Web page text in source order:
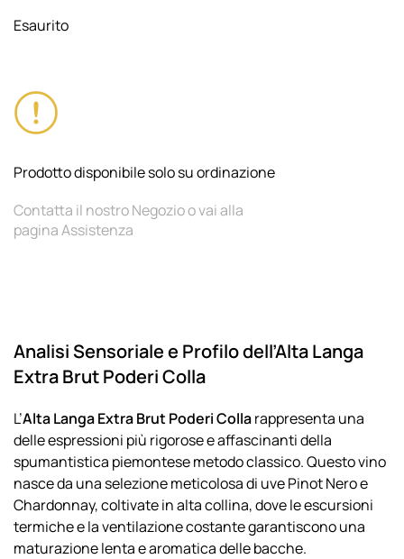
Esaurito
Prodotto disponibile solo su ordinazione
Contatta il nostro Negozio o vai alla
pagina Assistenza
Analisi Sensoriale e Profilo dell’Alta Langa
Extra Brut Poderi Colla
L’Alta Langa Extra Brut Poderi Collarappresenta una
delle espressioni più rigorose e affascinanti della
spumantistica piemontese metodo classico. Questo vino
nasce da una selezione meticolosa di uve Pinot Nero e
Chardonnay, coltivate in alta collina, dove le escursioni
termiche e la ventilazione costante garantiscono una
maturazione lenta e aromatica delle bacche.